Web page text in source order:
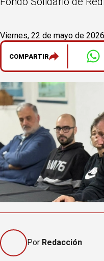
Viernes, 22 de mayo de
COMPARTIR
Por Redacción